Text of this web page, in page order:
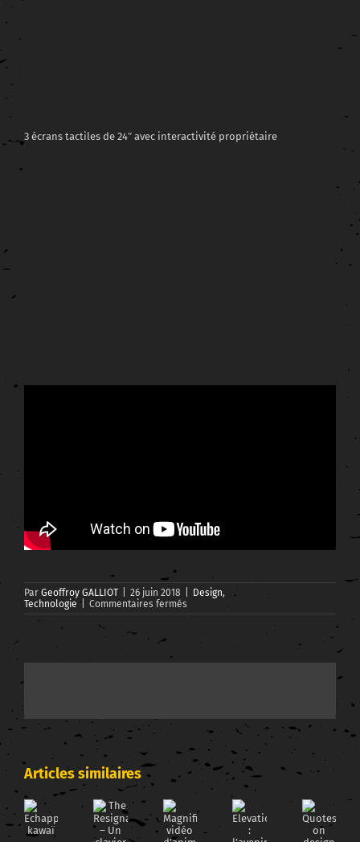
3 écrans tactiles de 24″ avec interactivité propriétaire
Par Geoffroy GALLIOT 26 juin 2018 Design,
Technologie
Commentaires fermés
SmartDesk
Articles similaires